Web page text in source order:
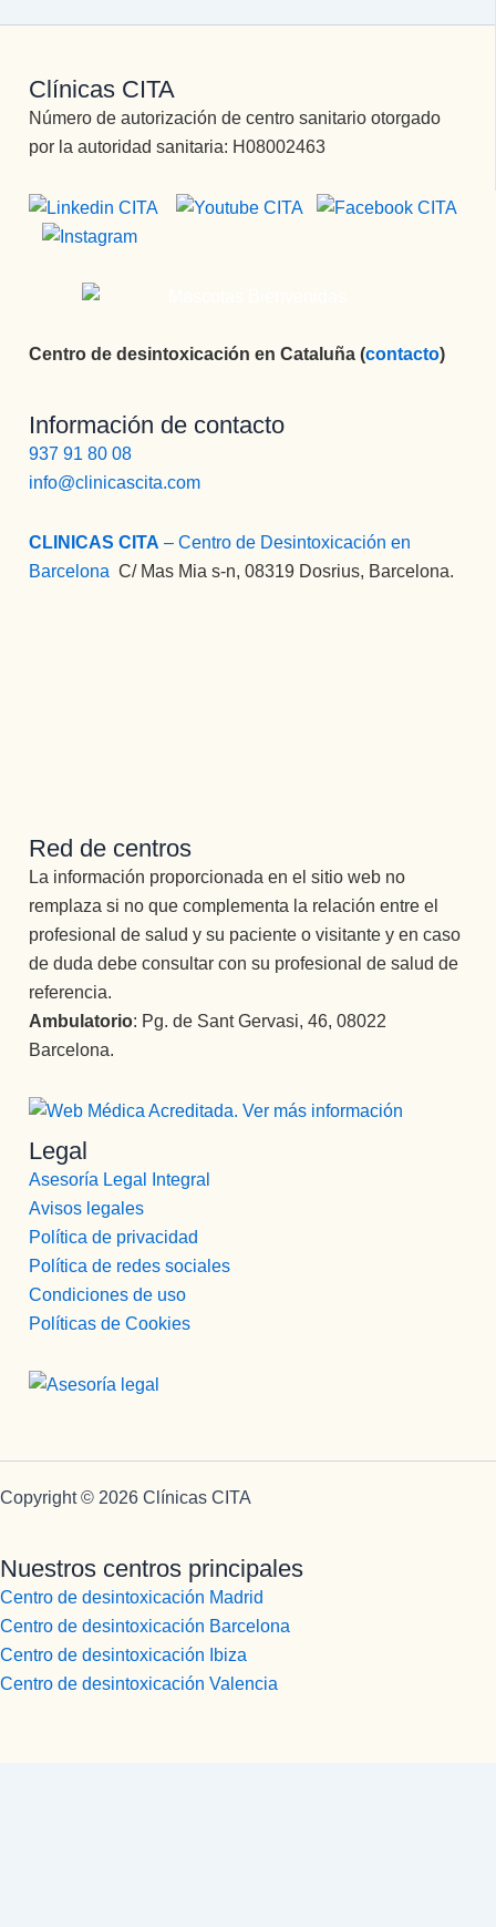
Clínicas CITA
Número de autorización de centro sanitario otorgado
por la autoridad sanitaria: H08002463
Centro de desintoxicación en Cataluña (contacto)
Información de contacto
937 91 80 08
info@clinicascita.com
CLINICAS CITA – Centro de Desintoxicación en
Barcelona :C/ Mas Mia s-n, 08319 Dosrius, Barcelona.
Red de centros
La información proporcionada en el sitio web no
remplaza si no que complementa la relación entre el
profesional de salud y su paciente o visitante y en caso
de duda debe consultar con su profesional de salud de
referencia.
Ambulatorio: Pg. de Sant Gervasi, 46, 08022
Barcelona.
Legal
Asesoría Legal Integral
Avisos legales
Política de privacidad
Política de redes sociales
Condiciones de uso
Políticas de Cookies
Copyright © 2026 Clínicas CITA
Nuestros centros principales
Centro de desintoxicación Madrid
Centro de desintoxicación Barcelona
Centro de desintoxicación Ibiza
Centro de desintoxicación Valencia